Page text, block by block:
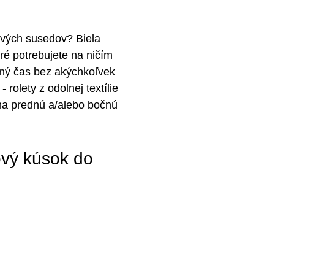
susedov? Biela
potrebujete na ničím
čas bez akýchkoľvek
rolety z odolnej textílie
prednú a/alebo bočnú
kúsok do